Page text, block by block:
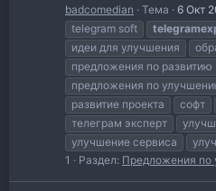
badcomedian
Тема 6 Окт
telegram soft
идеи для улучшения
предложения по развитию
предложения по
развитие проекта
софт
телеграм эксперт
улучшение сервиса
1
Раздел: Предложения по